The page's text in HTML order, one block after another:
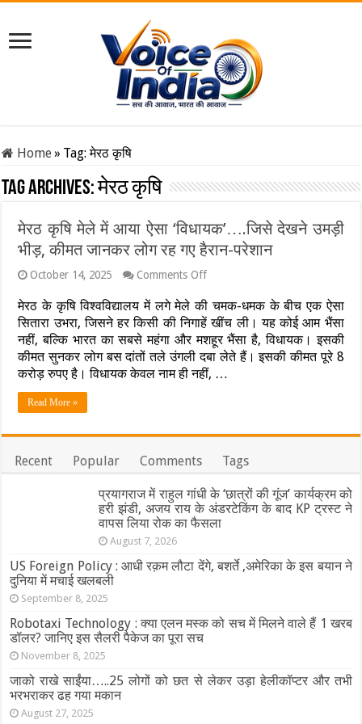
Home» Tag:मेरठ कृषि
Tag Archives:मेरठ कृषि
मेरठ कृषि मेले में आया ऐसा ‘विधायक’….जिसे देखने उमड़ी
भीड़, कीमत जानकर लोग रह गए हैरान-परेशान
October 14, 2025 Comments Offon
कृषि
मेले
में
आया
ऐसा
‘विधायक’….जिसे
देखने
जानकर
हैरान-
परेशान
मेरठ के कृषि विश्वविद्यालय में लगे मेले की चमक-धमक के बीच एक ऐसा
सितारा उभरा, जिसने हर किसी की निगाहें खींच ली। यह कोई आम भैंसा
नहीं, बल्कि भारत का सबसे महंगा और मशहूर भैंसा है, विधायक। इसकी
कीमत सुनकर लोग बस दांतों तले उंगली दबा लेते हैं। इसकी कीमत पूरे 8
करोड़ रुपए है। विधायक केवल नाम ही नहीं, …
Read More »
Recent Popular Comments Tags
प्रयागराज में राहुल गांधी के ‘छात्रों की गूंज’ कार्यक्रम को
हरी झंडी, अजय राय के अंडरटेकिंग के बाद KP ट्रस्ट ने
वापस लिया रोक का फैसला
August 7, 2026
US Foreign Policy : आधी रक़म लौटा देंगे, बशर्ते ,अमेरिका के इस बयान ने
दुनिया में मचाई खलबली
September 8, 2025
Robotaxi Technology : क्या एलन मस्क को सच में मिलने वाले हैं 1 खरब
डॉलर? जानिए इस सैलरी पैकेज का पूरा सच
November 8, 2025
जाको राखे साईंया…..25 लोगों को छत से लेकर उड़ा हेलीकॉप्टर और तभी
भरभराकर ढह गया मकान
August 27, 2025